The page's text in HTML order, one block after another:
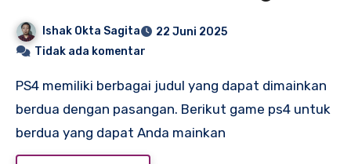
Kekasih
Ishak Okta Sagita
22 Juni 2025
Tidak ada komentar
PS4 memiliki berbagai judul yang dapat dimainkan
berdua dengan pasangan. Berikut game ps4 untuk
berdua yang dapat Anda mainkan